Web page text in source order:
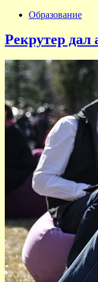
Образование
Рекрутер дал